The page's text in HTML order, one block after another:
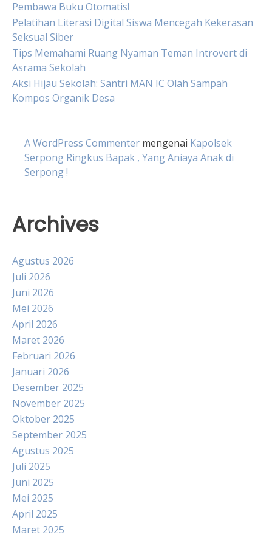
Pembawa Buku Otomatis!
Pelatihan Literasi Digital Siswa Mencegah Kekerasan
Seksual Siber
Tips Memahami Ruang Nyaman Teman Introvert di
Asrama Sekolah
Aksi Hijau Sekolah: Santri MAN IC Olah Sampah
Kompos Organik Desa
A WordPress Commenter mengenai Kapolsek
Serpong Ringkus Bapak , Yang Aniaya Anak di
Serpong !
Archives
Agustus 2026
Juli 2026
Juni 2026
Mei 2026
April 2026
Maret 2026
Februari 2026
Januari 2026
Desember 2025
November 2025
Oktober 2025
September 2025
Agustus 2025
Juli 2025
Juni 2025
Mei 2025
April 2025
Maret 2025